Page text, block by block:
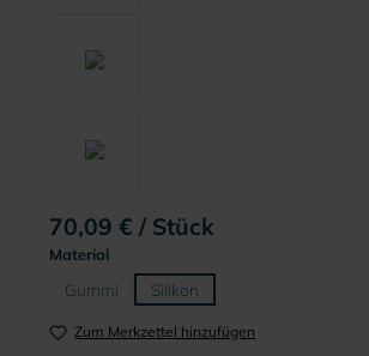
70,09 € / Stück
Materialauswählen
Gummi Silikon
Zum Merkzettel hinzufügen